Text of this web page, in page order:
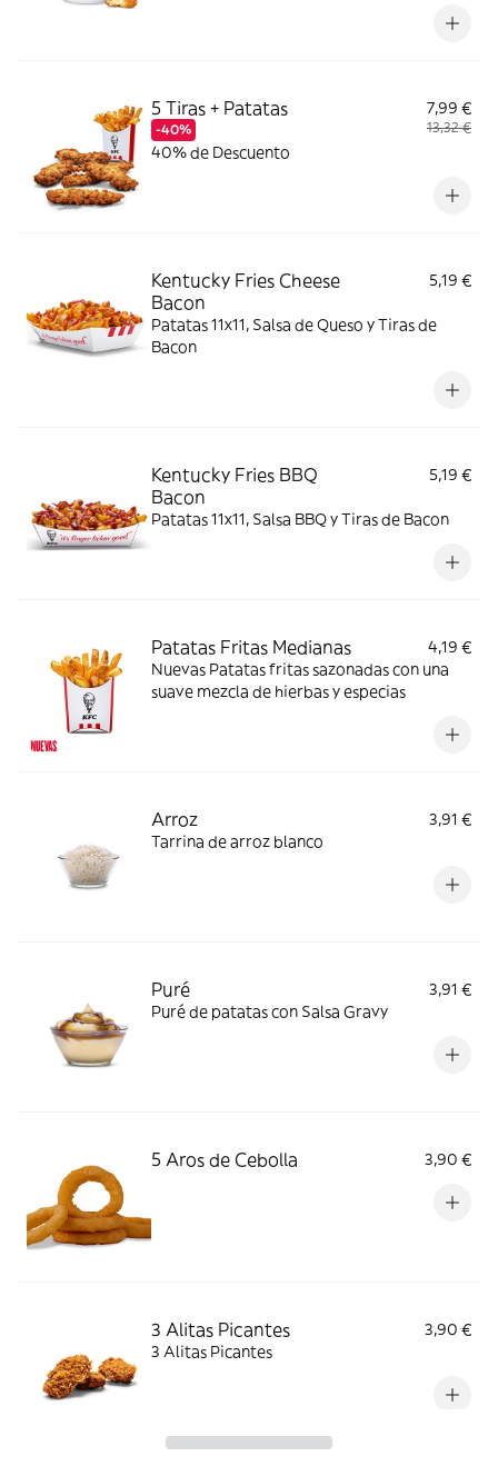
5 Tiras + Patatas
-40%
7,99 €
13,32 €
40% de Descuento
Kentucky Fries Cheese
Bacon
5,19 €
Patatas 11x11, Salsa de Queso y Tiras de
Bacon
Kentucky Fries BBQ
Bacon
5,19 €
Patatas 11x11, Salsa BBQ y Tiras de Bacon
Patatas Fritas Medianas
4,19 €
Nuevas Patatas fritas sazonadas con una
suave mezcla de hierbas y especias
Arroz
3,91 €
Tarrina de arroz blanco
Puré
3,91 €
Puré de patatas con Salsa Gravy
5 Aros de Cebolla 3,90 €
3 Alitas Picantes
3,90 €
3 Alitas Picantes